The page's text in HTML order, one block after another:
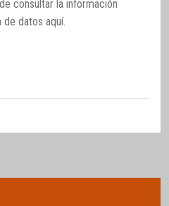
consultar la información
de datos aquí.